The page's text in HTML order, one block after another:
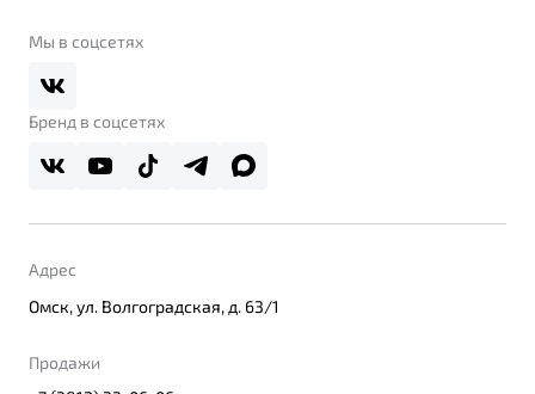
Реферальная программа
О дилерском центре
Правовая информация
Мы в соцсетях
Бренд в соцсетях
Адрес
Омск, ул. Волгоградская, д. 63/1
Продажи